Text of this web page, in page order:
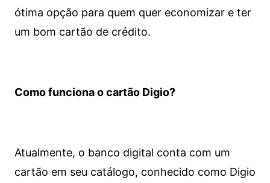
ótima opção para quem quer economizar e ter
um bom cartão de crédito.
Como funciona o cartão Digio?
Atualmente, o banco digital conta com um
cartão em seu catálogo, conhecido como Digio